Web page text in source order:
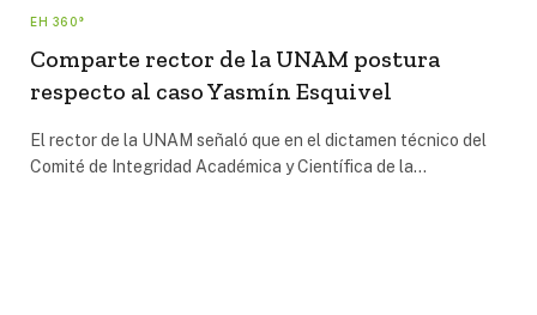
EH 360°
Comparte rector de la UNAM postura
respecto al caso Yasmín Esquivel
El rector de la UNAM señaló que en el dictamen técnico del
Comité de Integridad Académica y Científica de la…